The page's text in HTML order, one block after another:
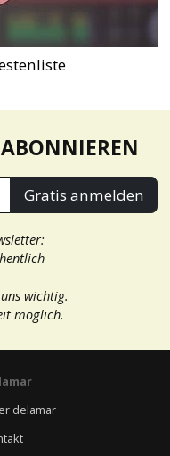
Gratis anmelden
wichtig.
möglich.
delamar